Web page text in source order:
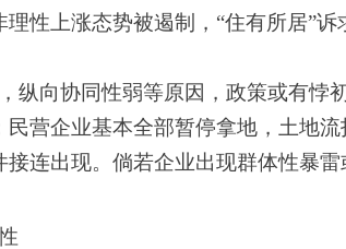
性上涨态势被遏制，“住有所居”
纵向协同性弱等原因，政策或有悖
营企业基本全部暂停拿地，土地
连出现。倘若企业出现群体性暴